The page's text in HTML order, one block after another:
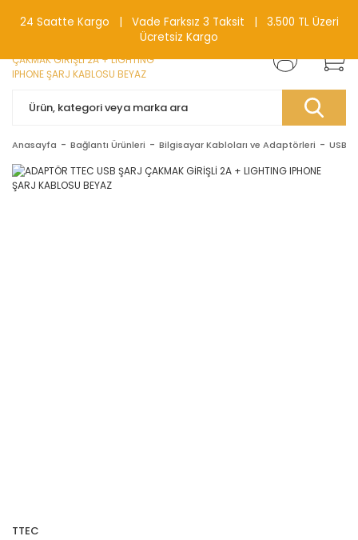
0(212) 240 87 88
Anasayfa Bağlantı Ürünleri Bilgisayar Kabloları ve Adaptörleri USB
TTEC
24 Saatte Kargo | Vade Farksız 3 Taksit | 3.500 TL Üzeri
Ücretsiz Kargo